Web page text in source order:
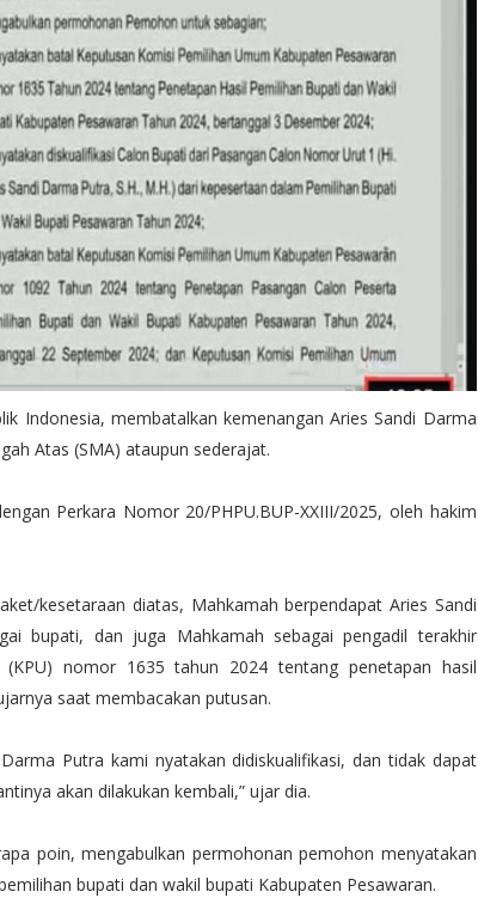
Indonesia, membatalkan kemenangan Aries Sandi Darma
Atas (SMA) ataupun sederajat.
Perkara Nomor 20/PHPU.BUP-XXIII/2025, oleh hakim
kesetaraan diatas, Mahkamah berpendapat Aries Sandi
bupati, dan juga Mahkamah sebagai pengadil terakhir
nomor 1635 tahun 2024 tentang penetapan hasil
saat membacakan putusan.
Putra kami nyatakan didiskualifikasi, dan tidak dapat
akan dilakukan kembali,” ujar dia.
poin, mengabulkan permohonan pemohon menyatakan
bupati dan wakil bupati Kabupaten Pesawaran.